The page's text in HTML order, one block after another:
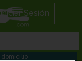
Iniciar Sesión